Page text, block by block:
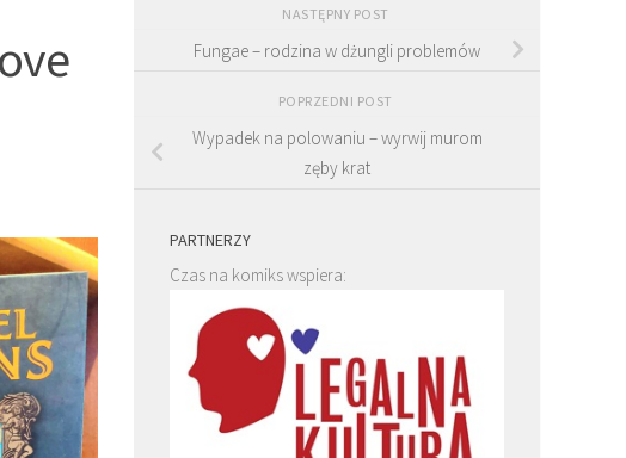
NASTĘPNY POST
Fungae – rodzina w dżungli problemów
POPRZEDNI POST
Wypadek na polowaniu – wyrwij murom
zęby krat
PARTNERZY
Czas na komiks wspiera: